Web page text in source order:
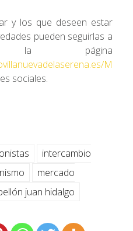
y los que deseen estar
pueden seguirlas a
página
M
sociales.
intercambio
mercado
juan hidalgo